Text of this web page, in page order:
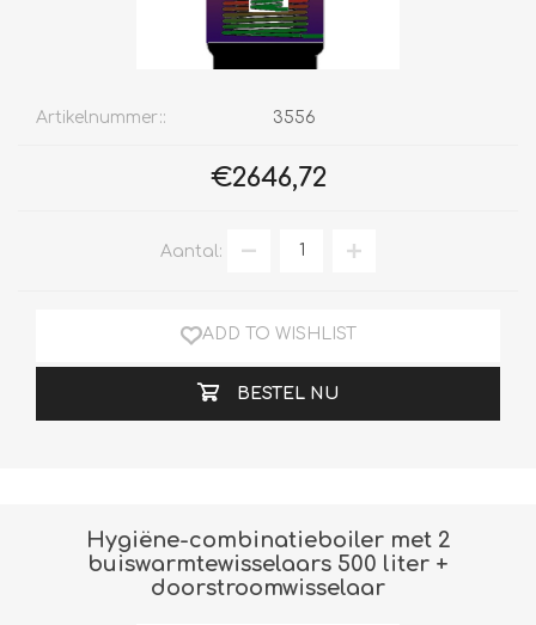
Artikelnummer:: 3556
€2646,72
Aantal:
ADD TO WISHLIST
BESTEL NU
Hygiëne-combinatieboiler met 2
buiswarmtewisselaars 500 liter +
doorstroomwisselaar